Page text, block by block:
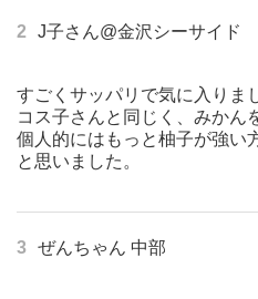
2 J子さん@金沢シーサイド
すごくサッパリで気に入りま
コス子さんと同じく、みかん
個人的にはもっと柚子が強
と思いました。
3 ぜんちゃん 中部